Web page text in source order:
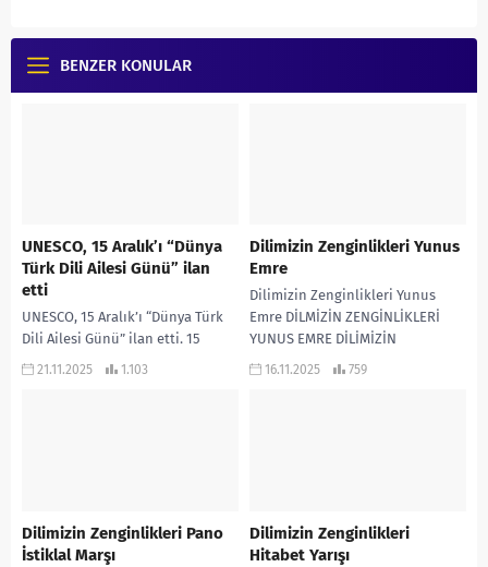
BENZER KONULAR
UNESCO, 15 Aralık’ı “Dünya
Türk Dili Ailesi Günü” ilan
etti
UNESCO, 15 Aralık’ı “Dünya Türk
Dili Ailesi Günü” ilan etti. 15
Aralık, Türk dilinin en eski yazılı
21.11.2025 1.103
Dilimizin Zenginlikleri Yunus
Emre
Dilimizin Zenginlikleri Yunus
Emre DİLMİZİN ZENGİNLİKLERİ
YUNUS EMRE DİLİMİZİN
ZENGİNLİKLERİ YUNUS EMRE
16.11.2025 759
Dilimizin Zenginlikleri Pano
İstiklal Marşı
Dilimizin Zenginlikleri
Hitabet Yarışı